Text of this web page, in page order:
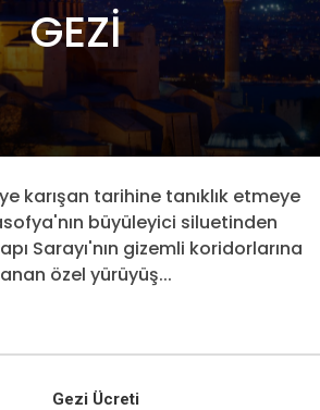
GEZİ
karışan tarihine tanıklık etmeye
büyüleyici siluetinden
Sarayı'nın gizemli koridorlarına
özel yürüyüş...
Gezi Ücreti